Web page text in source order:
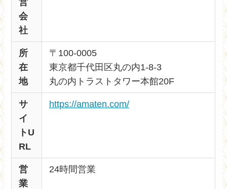
会
社
所
在
地
〒100-0005
東京都千代田区丸の内1-8-3
丸の内トラストタワー本館20F
サ
イ
トU
RL
https://amaten.com/
営
業
24時間営業